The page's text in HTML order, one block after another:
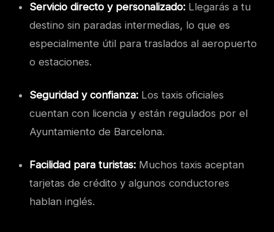
Servicio directo y personalizado: Llegarás a tu
destino sin paradas intermedias, lo que es
especialmente útil para traslados al aeropuerto
o estaciones.
Seguridad y confianza: Los taxis oficiales
cuentan con licencia y están regulados por el
Ayuntamiento de Barcelona.
Facilidad para turistas: Muchos taxis aceptan
tarjetas de crédito y algunos conductores
hablan inglés.